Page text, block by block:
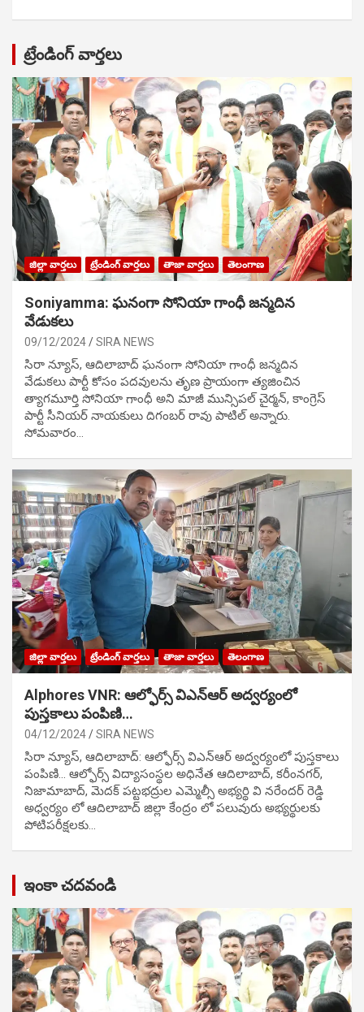
ట్రేండింగ్ వార్తలు
జిల్లా వార్తలు ట్రేండింగ్ వార్తలు తాజా వార్తలు తెలంగాణ
Soniyamma: ఘ‌నంగా సోనియా గాంధీ జ‌న్మ‌దిన
వేడుక‌లు
09/12/2024 SIRA NEWS
సిరా న్యూస్, ఆదిలాబాద్ ఘ‌నంగా సోనియా గాంధీ జ‌న్మ‌దిన
వేడుక‌లు పార్టీ కోసం ప‌ద‌వుల‌ను తృణ ప్రాయంగా త్య‌జించిన
త్యాగమూర్తి సోనియా గాంధీ అని మాజీ మున్సిప‌ల్ చైర్మ‌న్, కాంగ్రెస్
పార్టీ సీనియ‌ర్ నాయ‌కులు దిగంబ‌ర్ రావు పాటిల్ అన్నారు.
సోమవారం…
జిల్లా వార్తలు ట్రేండింగ్ వార్తలు తాజా వార్తలు తెలంగాణ
Alphores VNR: ఆల్ఫోర్స్ విఎన్ఆర్ అద్వర్యంలో
పుస్తకాలు పంపిణి…
04/12/2024 SIRA NEWS
సిరా న్యూస్, ఆదిలాబాద్: ఆల్ఫోర్స్ విఎన్ఆర్ అద్వర్యంలో పుస్తకాలు
పంపిణి… ఆల్ఫోర్స్ విద్యాసంస్థల అధినేత ఆదిలాబాద్, కరీంనగర్,
నిజామాబాద్, మెదక్ పట్టభద్రుల ఎమ్మెల్సీ అభ్యర్థి వి నరేందర్ రెడ్డి
అధ్వర్యం లో ఆదిలాబాద్ జిల్లా కేంద్రం లో పలువురు అభ్యర్థులకు
పోటిప‌రీక్ష‌ల‌కు…
ఇంకా చదవండి